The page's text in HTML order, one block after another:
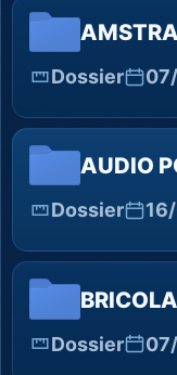
Dossier
AUDIO
Dossier
Dossier